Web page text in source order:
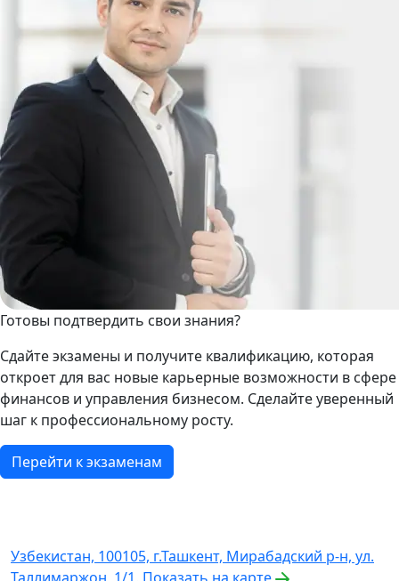
Готовы подтвердить свои знания?
Сдайте экзамены и получите квалификацию, которая
откроет для вас новые карьерные возможности в сфере
финансов и управления бизнесом. Сделайте уверенный
шаг к профессиональному росту.
Перейти к экзаменам
Узбекистан, 100105, г.Ташкент, Мирабадский р-н, ул.